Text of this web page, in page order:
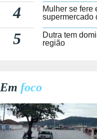
4
Mulher se fere
supermercado
5
Dutra tem
região
Em foco